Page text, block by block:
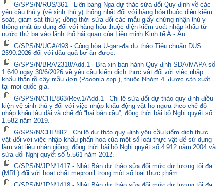
G/SPS/N/RUS/361 - Liên bang Nga dự thảo sửa đổi Quy định về các
yêu cầu thú y (vệ sinh thú y) thống nhất đối với hàng hóa thuộc diện kiểm
soát, giám sát thú y; đồng thời sửa đổi các mẫu giấy chứng nhận thú y
thống nhất áp dụng đối với hàng hóa thuộc diện kiểm soát nhập khẩu từ
nước thứ ba vào lãnh thổ hải quan của Liên minh Kinh tế Á - Âu.
G/SPS/N/UGA/493 - Cộng hòa U-gan-đa dự thảo Tiêu chuẩn DUS
2590:2026 đối với dầu quả bơ ăn được.
G/SPS/N/BRA/2318/Add.1 - Bra-xin ban hành Quy định SDA/MAPA số
1.640 ngày 30/6/2026 về yêu cầu kiểm dịch thực vật đối với việc nhập
khẩu thân rễ cây mẫu đơn (Paeonia spp.), thuộc Nhóm 4, được sản xuất
tại mọi quốc gia.
G/SPS/N/CHL/863/Rev.1/Add.1 - Chi-lê sửa đổi dự thảo quy định điều
kiện vệ sinh thú y đối với việc nhập khẩu động vật họ ngựa theo chế độ
nhập khẩu lâu dài và chế độ “hai bán cầu”, đồng thời bãi bỏ Nghị quyết số
1.582 năm 2019.
G/SPS/N/CHL/892 - Chi-lê dự thảo quy định yêu cầu kiểm dịch thực
vật đối với việc nhập khẩu phấn hoa của một số loài thực vật để sử dụng
làm vật liệu nhân giống; đồng thời bãi bỏ Nghị quyết số 4.912 năm 2004 và
sửa đổi Nghị quyết số 5.561 năm 2012.
G/SPS/N/JPN/1417 - Nhật Bản dự thảo sửa đổi mức dư lượng tối đa
(MRL) đối với hoạt chất mepronil trong một số loại thực phẩm.